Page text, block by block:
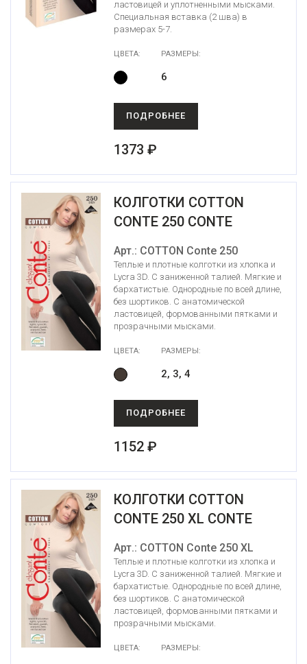
ластовицей и уплотненными мысками.
Специальная вставка (2 шва) в
размерах 5-7.
ЦВЕТА: РАЗМЕРЫ:
6
ПОДРОБНЕЕ
1373 ₽
КОЛГОТКИ COTTON
CONTE 250 CONTE
Арт.: COTTON Conte 250
Теплые и плотные колготки из хлопка и
Lycra 3D. С заниженной талией. Мягкие и
бархатистые. Однородные по всей длине,
без шортиков. С анатомической
ластовицей, формованными пятками и
прозрачными мысками.
ЦВЕТА: РАЗМЕРЫ:
2, 3, 4
ПОДРОБНЕЕ
1152 ₽
КОЛГОТКИ COTTON
CONTE 250 XL CONTE
Арт.: COTTON Conte 250 XL
Теплые и плотные колготки из хлопка и
Lycra 3D. С заниженной талией. Мягкие и
бархатистые. Однородные по всей длине,
без шортиков. С анатомической
ластовицей, формованными пятками и
прозрачными мысками.
ЦВЕТА: РАЗМЕРЫ: